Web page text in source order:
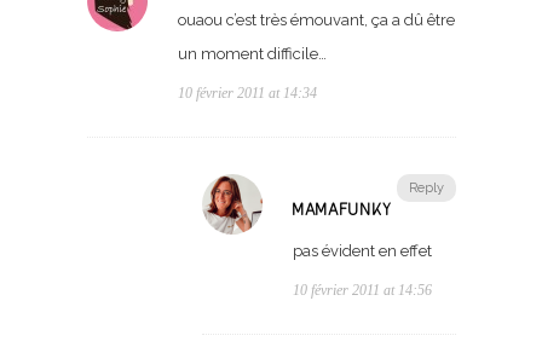
ouaou c’est très émouvant, ça a dû être
un moment difficile…
10 février 2011 at 14:34
Reply
MAMAFUNKY
pas évident en effet
10 février 2011 at 14:56